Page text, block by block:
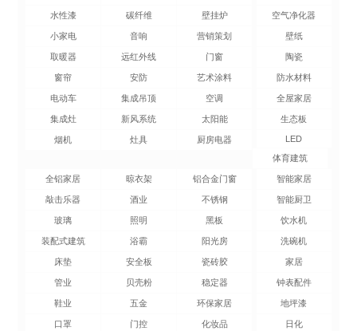
水性漆 碳纤维 壁挂炉 空气净化器
小家电 音响 营销策划 壁纸
取暖器 远红外线 门窗 陶瓷
窗帘 安防 艺术涂料 防水材料
电动车 集成吊顶 空调 全屋家居
集成灶 新风系统 太阳能 生态板
烟机 灶具 厨房电器
LED
体育建筑
全铝家居 晾衣架 智能家居
铝合金门窗
敲击乐器 酒业 智能厨卫
不锈钢
玻璃 照明 饮水机
黑板
装配式建筑 浴霸 洗碗机
阳光房
床垫 安全板 家居
瓷砖胶
管业 贝壳粉 钟表配件
稳定器
鞋业 五金 地坪漆
环保家居
口罩 门控 日化
化妆品